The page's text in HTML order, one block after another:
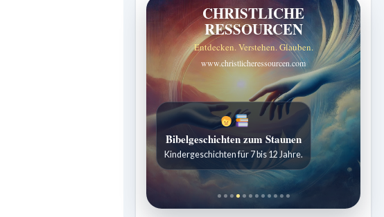
CHRISTLICHE
RESSOURCEN
Entdecken. Verstehen. Glauben.
www.christlicheressourcen.com
Sabbatschule mit Pastor Mark Finley
Wöchentliche Lektionen verständlich erklärt.